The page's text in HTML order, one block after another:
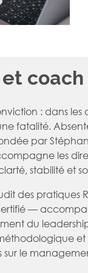
: dans
fatalité.
par
les
stabilité et
des pratiques
—
du
et
le